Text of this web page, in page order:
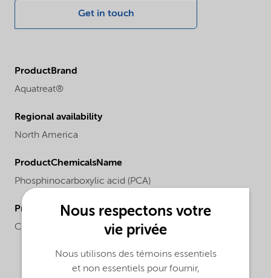
Get in touch
ProductBrand
Aquatreat®
Regional availability
North America
ProductChemicalsName
Phosphinocarboxylic acid (PCA)
ProductApplications
Cooling water treatment, Boiler water treatment.
Nous respectons votre
vie privée
Nous utilisons des témoins essentiels
et non essentiels pour fournir,